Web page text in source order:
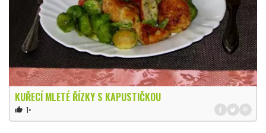
KUŘECÍ MLETÉ ŘÍZKY S KAPUSTIČKOU
thumb_up 1×